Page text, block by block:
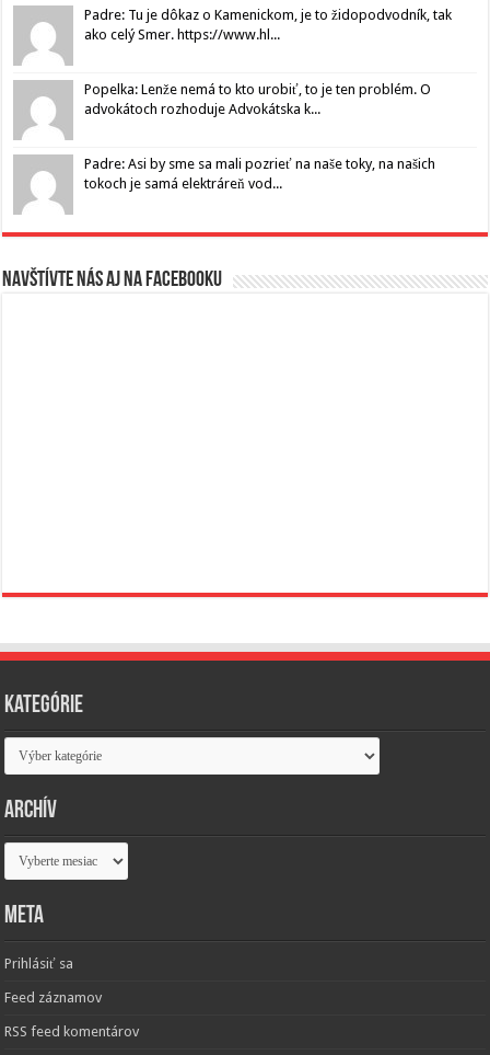
Padre: Tu je dôkaz o Kamenickom, je to židopodvodník, tak
ako celý Smer. https://www.hl...
Popelka: Lenže nemá to kto urobiť, to je ten problém. O
advokátoch rozhoduje Advokátska k...
Padre: Asi by sme sa mali pozrieť na naše toky, na našich
tokoch je samá elektráreň vod...
Navštívte nás aj na Facebooku
Kategórie
Kategórie
Archív
Archív
Meta
Prihlásiť sa
Feed záznamov
RSS feed komentárov